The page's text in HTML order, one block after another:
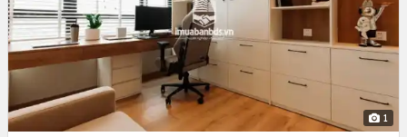
1